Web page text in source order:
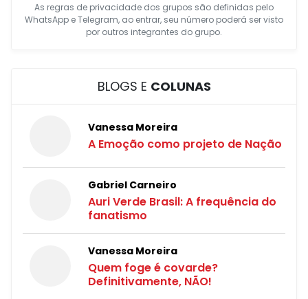
As regras de privacidade dos grupos são definidas pelo
WhatsApp e Telegram, ao entrar, seu número poderá ser visto
por outros integrantes do grupo.
BLOGS E COLUNAS
Vanessa Moreira
A Emoção como projeto de Nação
Gabriel Carneiro
Auri Verde Brasil: A frequência do
fanatismo
Vanessa Moreira
Quem foge é covarde?
Definitivamente, NÃO!